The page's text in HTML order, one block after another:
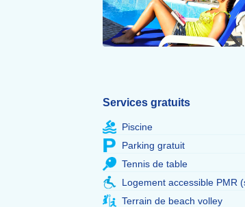
Services gratuits
Piscine
Parking gratuit
Tennis de table
Logement accessible PMR
Terrain de beach volley